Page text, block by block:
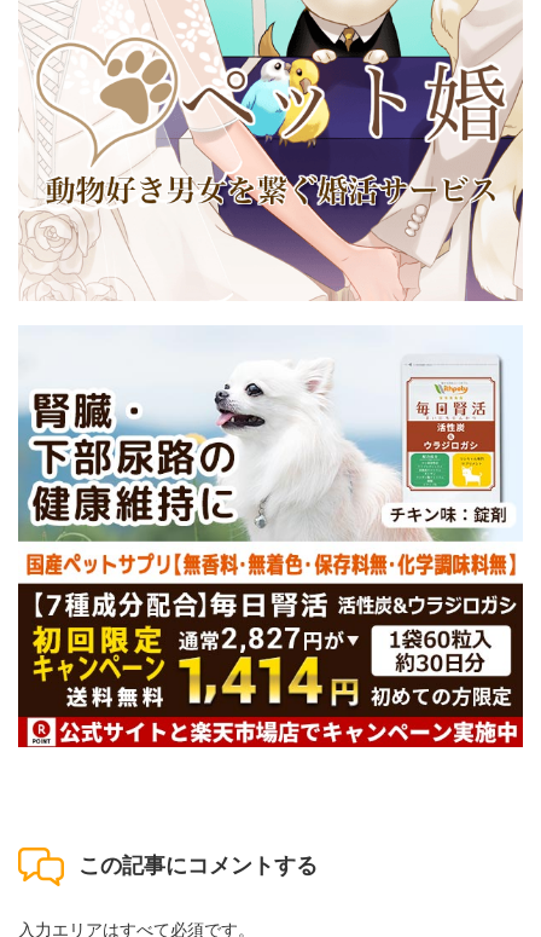
この記事にコメントする
入力エリアはすべて必須です。